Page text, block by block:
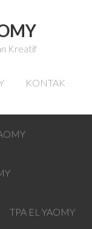
Kreatif
KONTAK
TPA EL YAOMY